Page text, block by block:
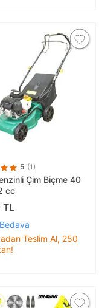
5 (1)
Çim Biçme 40
cc
TL
Teslim Al, 250